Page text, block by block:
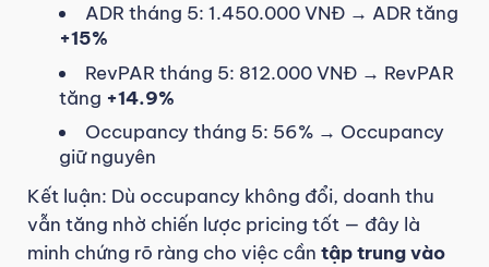
ADR tháng 5: 1.450.000 VNĐ → ADR tăng
+15%
RevPAR tháng 5: 812.000 VNĐ → RevPAR
tăng +14.9%
Occupancy tháng 5: 56% → Occupancy
giữ nguyên
Kết luận: Dù occupancy không đổi, doanh thu
vẫn tăng nhờ chiến lược pricing tốt — đây là
minh chứng rõ ràng cho việc cần tập trung vào